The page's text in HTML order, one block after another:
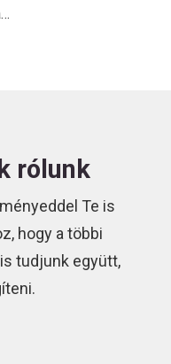
rólunk
Te is
hogy a többi
tudjunk együtt,